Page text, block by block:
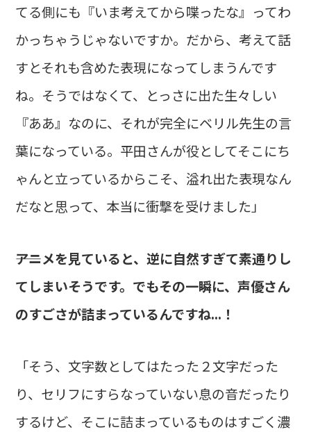
てる側にも『いま考えてから喋ったな』ってわ
かっちゃうじゃないですか。だから、考えて話
すとそれも含めた表現になってしまうんです
ね。そうではなくて、とっさに出た生々しい
『ああ』なのに、それが完全にベリル先生の言
葉になっている。平田さんが役としてそこにち
ゃんと立っているからこそ、溢れ出た表現なん
だなと思って、本当に衝撃を受けました」
――アニメを見ていると、逆に自然すぎて素通りし
てしまいそうです。でもその一瞬に、声優さん
のすごさが詰まっているんですね...！
「そう、文字数としてはたった２文字だった
り、セリフにすらなっていない息の音だったり
するけど、そこに詰まっているものはすごく濃